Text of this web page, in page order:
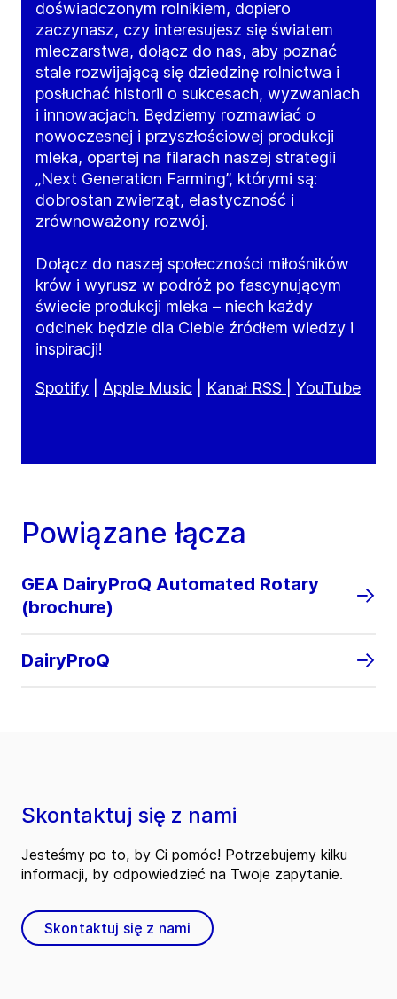
doświadczonym rolnikiem, dopiero
zaczynasz, czy interesujesz się światem
mleczarstwa, dołącz do nas, aby poznać
stale rozwijającą się dziedzinę rolnictwa i
posłuchać historii o sukcesach, wyzwaniach
i innowacjach. Będziemy rozmawiać o
nowoczesnej i przyszłościowej produkcji
mleka, opartej na filarach naszej strategii
„Next Generation Farming”, którymi są:
dobrostan zwierząt, elastyczność i
zrównoważony rozwój.
Dołącz do naszej społeczności miłośników
krów i wyrusz w podróż po fascynującym
świecie produkcji mleka – niech każdy
odcinek będzie dla Ciebie źródłem wiedzy i
inspiracji!
Spotify Apple Music Kanał RSS YouTube
Powiązane łącza
GEA DairyProQ Automated Rotary
(brochure)
DairyProQ
Skontaktuj się z nami
Jesteśmy po to, by Ci pomóc! Potrzebujemy kilku
informacji, by odpowiedzieć na Twoje zapytanie.
Skontaktuj się z nami